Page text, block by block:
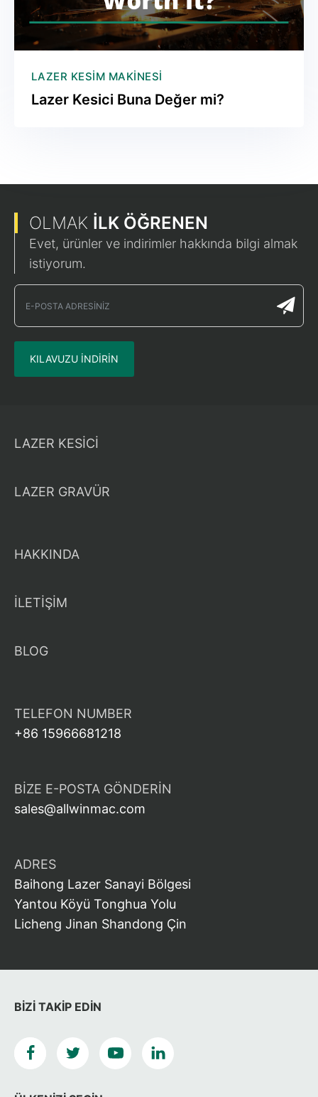
LAZER KESIM MAKINESI
Lazer Kesici Buna Değer mi?
BIZI TAKIP EDIN
OLMAK İLK ÖĞRENEN
Evet, ürünler ve indirimler hakkında bilgi almak
istiyorum.
KILAVUZU INDIRIN
LAZER KESİCİ
LAZER GRAVÜR
HAKKINDA
İLETİŞİM
BLOG
TELEFON NUMBER
+86 15966681218
BIZE E-POSTA GÖNDERIN
sales@allwinmac.com
ADRES
Baihong Lazer Sanayi Bölgesi
Yantou Köyü Tonghua Yolu
Licheng Jinan Shandong Çin